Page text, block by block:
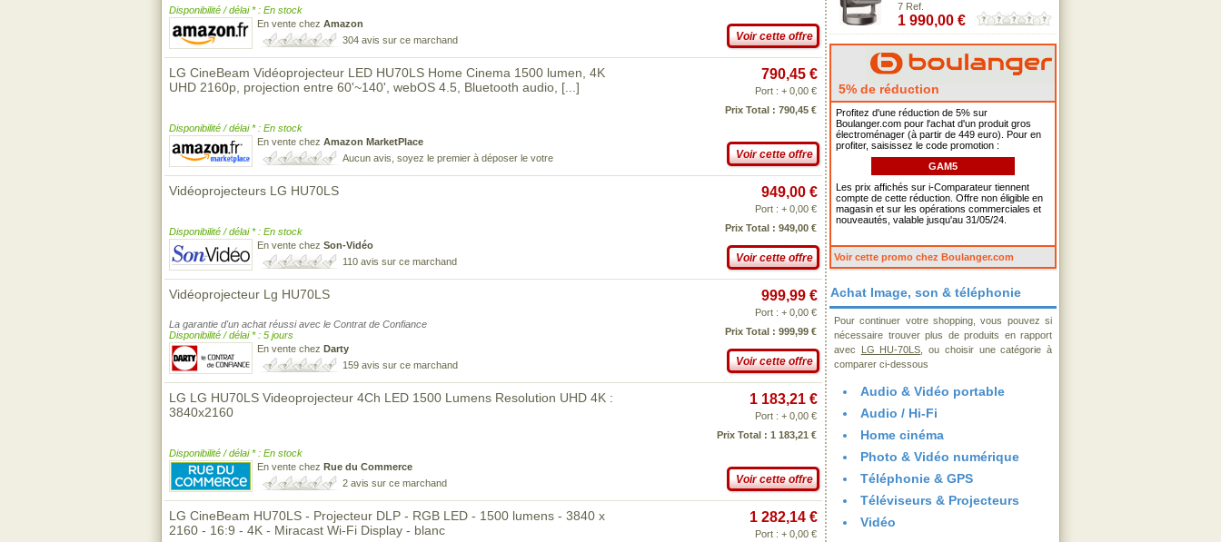
Disponibilité / délai * : En stock
En vente chez Amazon
304 avis sur ce marchand
Voir cette offre
LG CineBeam Vidéoprojecteur LED HU70LS Home Cinema 1500 lumen, 4K
UHD 2160p, projection entre 60'~140', webOS 4.5, Bluetooth audio, [...]
Disponibilité / délai * : En stock
En vente chez Amazon MarketPlace
Aucun avis, soyez le premier à déposer le votre
790,45 €
Port : + 0,00 €
Prix Total : 790,45 €
Voir cette offre
Vidéoprojecteurs LG HU70LS
Disponibilité / délai * : En stock
En vente chez Son-Vidéo
110 avis sur ce marchand
949,00 €
Port : + 0,00 €
Prix Total : 949,00 €
Voir cette offre
Vidéoprojecteur Lg HU70LS
La garantie d'un achat réussi avec le Contrat de Confiance
Disponibilité / délai * : 5 jours
En vente chez Darty
159 avis sur ce marchand
999,99 €
Port : + 0,00 €
Prix Total : 999,99 €
Voir cette offre
LG LG HU70LS Videoprojecteur 4Ch LED 1500 Lumens Resolution UHD 4K :
3840x2160
Disponibilité / délai * : En stock
En vente chez Rue du Commerce
2 avis sur ce marchand
1 183,21 €
Port : + 0,00 €
Prix Total : 1 183,21 €
Voir cette offre
LG CineBeam HU70LS - Projecteur DLP - RGB LED - 1500 lumens - 3840 x
2160 - 16:9 - 4K - Miracast Wi-Fi Display - blanc
1 282,14 €
Port : + 0,00 €
7 Ref.
1 990,00 €
5% de réduction
Profitez d'une réduction de 5% sur
Boulanger.com pour l'achat d'un produit gros
électroménager (à partir de 449 euro). Pour en
profiter, saisissez le code promotion :
GAM5
Les prix affichés sur i-Comparateur tiennent
compte de cette réduction. Offre non éligible en
magasin et sur les opérations commerciales et
nouveautés, valable jusqu'au 31/05/24.
Voir cette promo chez Boulanger.com
Achat Image, son & téléphonie
Pour continuer votre shopping, vous pouvez si
nécessaire trouver plus de produits en rapport
avec
LG HU-70LS , ou choisir une catégorie à
comparer ci-dessous
Audio & Vidéo portable
Audio / Hi-Fi
Home cinéma
Photo & Vidéo numérique
Téléphonie & GPS
Téléviseurs & Projecteurs
Vidéo